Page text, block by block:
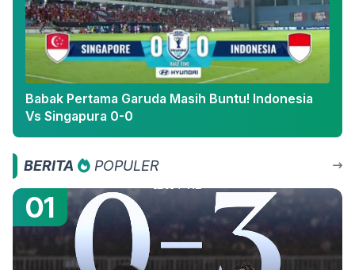
Babak Pertama Garuda Masih Buntu! Indonesia
Vs Singapura 0-0
BERITA POPULER
01